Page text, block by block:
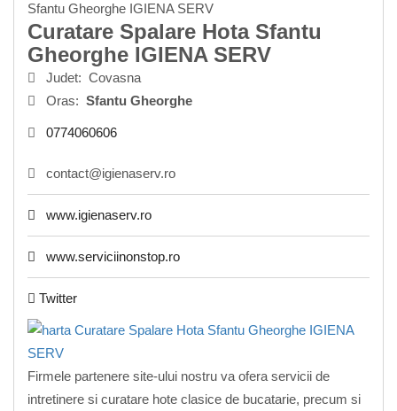
Sfantu Gheorghe IGIENA SERV
Curatare Spalare Hota Sfantu
Gheorghe IGIENA SERV
Judet: Covasna
Oras: Sfantu Gheorghe
0774060606
contact@igienaserv.ro
www.igienaserv.ro
www.serviciinonstop.ro
Twitter
Firmele partenere site-ului nostru va ofera servicii de
intretinere si curatare hote clasice de bucatarie, precum si